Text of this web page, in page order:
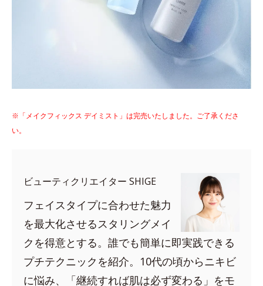
※「メイクフィックス デイミスト」は完売いたしました。ご了承くださ
い。
ビューティクリエイター SHIGE
フェイスタイプに合わせた魅力
を最大化させるスタリングメイ
クを得意とする。誰でも簡単に即実践できる
プチテクニックを紹介。10代の頃からニキビ
に悩み、「継続すれば肌は必ず変わる」をモ